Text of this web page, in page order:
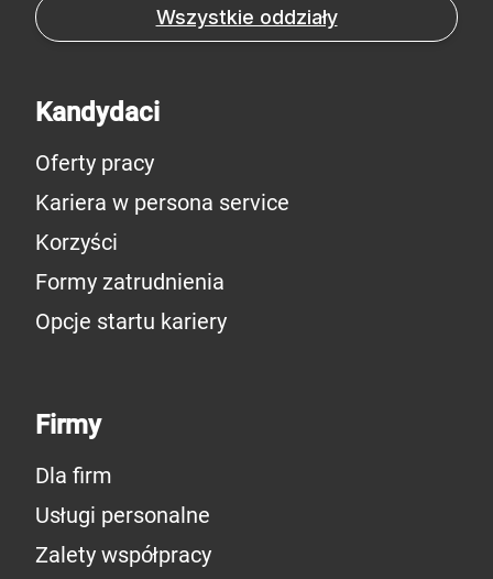
Wszystkie oddziały
Kandydaci
Oferty pracy
Kariera w persona service
Korzyści
Formy zatrudnienia
Opcje startu kariery
Firmy
Dla firm
Usługi personalne
Zalety współpracy